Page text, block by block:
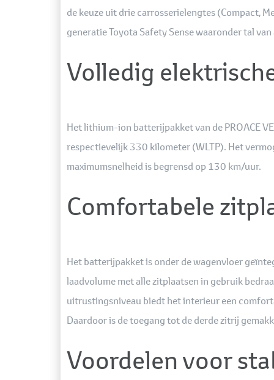
de keuze uit drie carrosserielengtes (Compact,
generatie Toyota Safety Sense waaronder tal
Volledig
Het lithium-ion batterijpakket van de PROACE
respectievelijk 330 kilometer (WLTP). Het
maximumsnelheid is begrensd op 130 km/uur.
Comfortabele
Het batterijpakket is onder de wagenvloer
laadvolume met alle zitplaatsen in gebruik
uitrustingsniveau biedt het interieur een
Daardoor is de toegang tot de derde zitrij
Voordelen voor